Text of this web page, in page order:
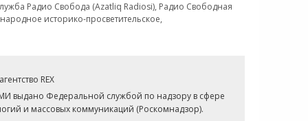
Радио Свобода (Azatliq Radiosi), Радио Свободная
историко-просветительское,
REX
выдано Федеральной службой по надзору в сфере
и массовых коммуникаций (Роскомнадзор).